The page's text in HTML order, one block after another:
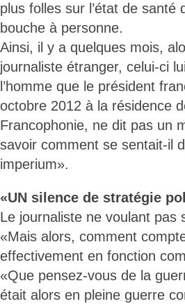
plus folles sur l’état de santé
bouche à personne.
Ainsi, il y a quelques mois,
journaliste étranger, celui-ci
l’homme que le président
octobre 2012 à la résidence
Francophonie, ne dit pas un
savoir comment se sentait-il
imperium».
«UN silence de stratégie
Le journaliste ne voulant pas
«Mais alors, comment
effectivement en fonction
«Que pensez-vous de la
était alors en pleine guerre